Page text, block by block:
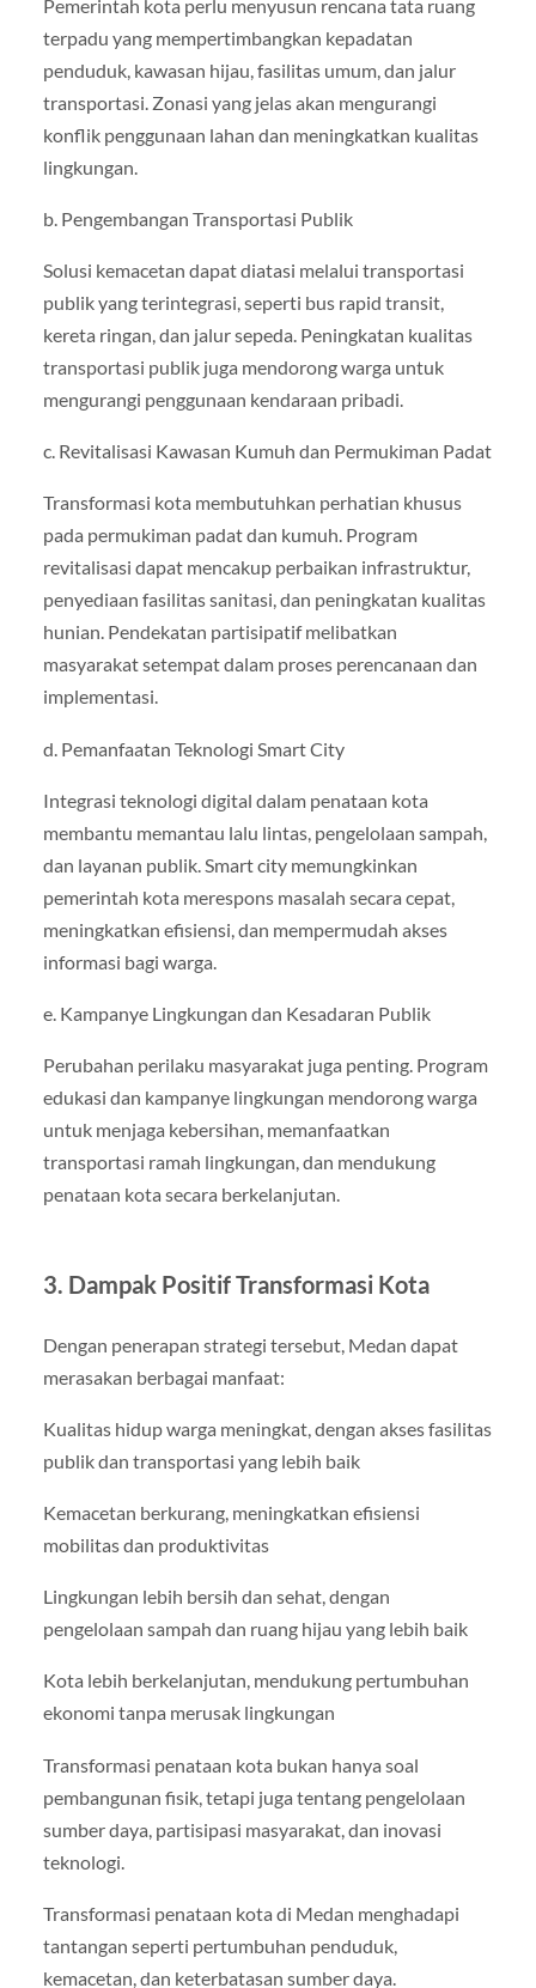
Pemerintah kota perlu menyusun rencana tata ruang
terpadu yang mempertimbangkan kepadatan
penduduk, kawasan hijau, fasilitas umum, dan jalur
transportasi. Zonasi yang jelas akan mengurangi
konflik penggunaan lahan dan meningkatkan kualitas
lingkungan.
b. Pengembangan Transportasi Publik
Solusi kemacetan dapat diatasi melalui transportasi
publik yang terintegrasi, seperti bus rapid transit,
kereta ringan, dan jalur sepeda. Peningkatan kualitas
transportasi publik juga mendorong warga untuk
mengurangi penggunaan kendaraan pribadi.
c. Revitalisasi Kawasan Kumuh dan Permukiman Padat
Transformasi kota membutuhkan perhatian khusus
pada permukiman padat dan kumuh. Program
revitalisasi dapat mencakup perbaikan infrastruktur,
penyediaan fasilitas sanitasi, dan peningkatan kualitas
hunian. Pendekatan partisipatif melibatkan
masyarakat setempat dalam proses perencanaan dan
implementasi.
d. Pemanfaatan Teknologi Smart City
Integrasi teknologi digital dalam penataan kota
membantu memantau lalu lintas, pengelolaan sampah,
dan layanan publik. Smart city memungkinkan
pemerintah kota merespons masalah secara cepat,
meningkatkan efisiensi, dan mempermudah akses
informasi bagi warga.
e. Kampanye Lingkungan dan Kesadaran Publik
Perubahan perilaku masyarakat juga penting. Program
edukasi dan kampanye lingkungan mendorong warga
untuk menjaga kebersihan, memanfaatkan
transportasi ramah lingkungan, dan mendukung
penataan kota secara berkelanjutan.
3. Dampak Positif Transformasi Kota
Dengan penerapan strategi tersebut, Medan dapat
merasakan berbagai manfaat:
Kualitas hidup warga meningkat, dengan akses fasilitas
publik dan transportasi yang lebih baik
Kemacetan berkurang, meningkatkan efisiensi
mobilitas dan produktivitas
Lingkungan lebih bersih dan sehat, dengan
pengelolaan sampah dan ruang hijau yang lebih baik
Kota lebih berkelanjutan, mendukung pertumbuhan
ekonomi tanpa merusak lingkungan
Transformasi penataan kota bukan hanya soal
pembangunan fisik, tetapi juga tentang pengelolaan
sumber daya, partisipasi masyarakat, dan inovasi
teknologi.
Transformasi penataan kota di Medan menghadapi
tantangan seperti pertumbuhan penduduk,
kemacetan, dan keterbatasan sumber daya.